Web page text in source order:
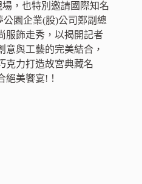
，也特別邀請國際知名
公園企業(股)公司鄭副總
服飾走秀，以揭開記者
意與工藝的完美結合，
克力打造故宮典藏名
絕美饗宴!！